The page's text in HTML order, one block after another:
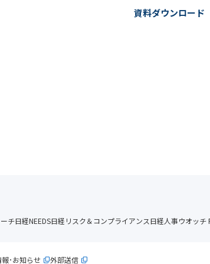
資料ダウンロード
チ日経NEEDS日経リスク＆コンプライアンス日経人事ウオッチ
･お知らせ 外部送信